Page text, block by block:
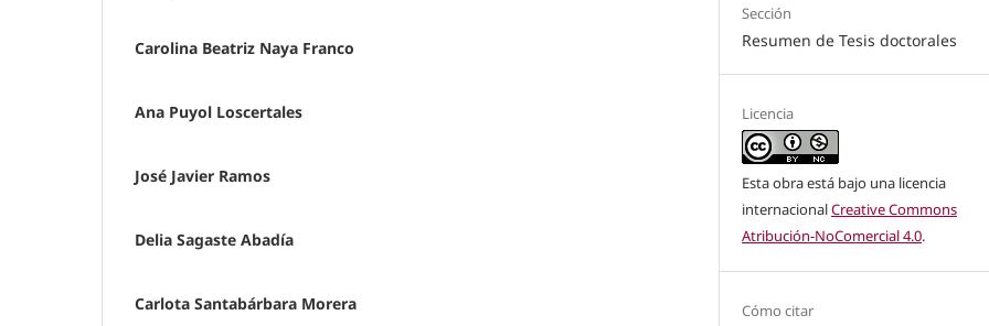
Carolina Beatriz Naya Franco
Ana Puyol Loscertales
José Javier Ramos
Delia Sagaste Abadía
Carlota Santabárbara Morera
Sección
Resumen de Tesis doctorales
Licencia
Esta obra está bajo una licencia
internacionalCreative Commons
Atribución-NoComercial 4.0.
Cómo citar